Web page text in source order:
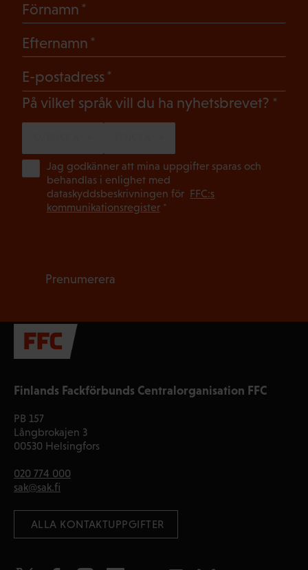
Finlands Fackförbunds Centralorganisation FFC
PB 157
Långbrokajen 3
00530 Helsingfors
020 774 000
sak@sak.fi
ALLA KONTAKTUPPGIFTER
Förnamn
Efternamn
E-postadress
På vilket språk vill du ha nyhetsbrevet?
Jag godkänner att mina uppgifter sparas och
behandlas i enlighet med
dataskyddsbeskrivningen för FFC:s
kommunikationsregister*
Prenumerera